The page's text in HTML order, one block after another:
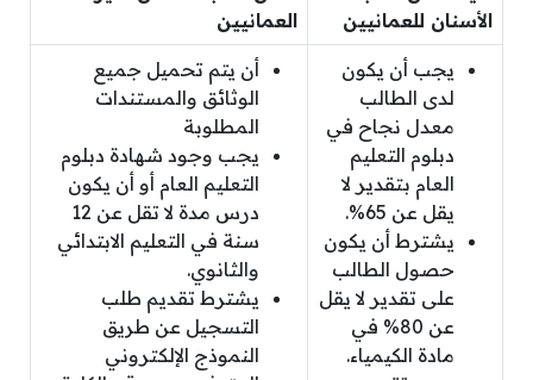
الأسنان للعمانيين
العمانيين
يجب أن يكون
لدى الطالب
معدل نجاح في
دبلوم التعليم
العام بتقدير لا
يقل عن 65%.
يشترط أن يكون
حصول الطالب
على تقدير لا يقل
عن 80% في
مادة الكيمياء.
أن يتم تحميل جميع
الوثائق والمستندات
المطلوبة
يجب وجود شهادة دبلوم
التعليم العام أو أن يكون
درس مدة لا تقل عن 12
سنة في التعليم الابتدائي
والثانوي.
يشترط تقديم طلب
التسجيل عن طريق
النموذج الإلكتروني